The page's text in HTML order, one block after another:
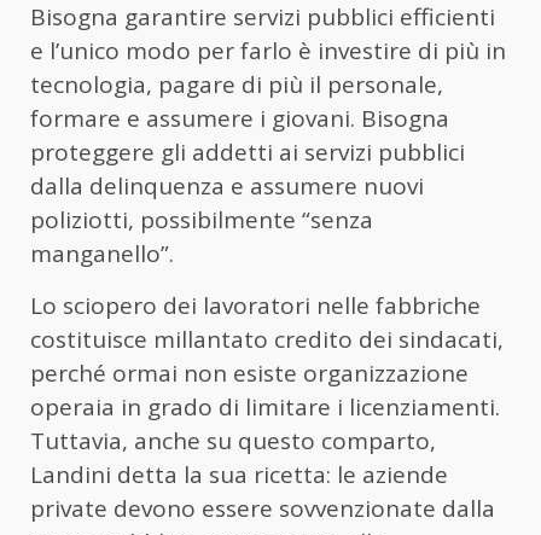
Bisogna garantire servizi pubblici efficienti
e l’unico modo per farlo è investire di più in
tecnologia, pagare di più il personale,
formare e assumere i giovani. Bisogna
proteggere gli addetti ai servizi pubblici
dalla delinquenza e assumere nuovi
poliziotti, possibilmente “senza
manganello”.
Lo sciopero dei lavoratori nelle fabbriche
costituisce millantato credito dei sindacati,
perché ormai non esiste organizzazione
operaia in grado di limitare i licenziamenti.
Tuttavia, anche su questo comparto,
Landini detta la sua ricetta: le aziende
private devono essere sovvenzionate dalla